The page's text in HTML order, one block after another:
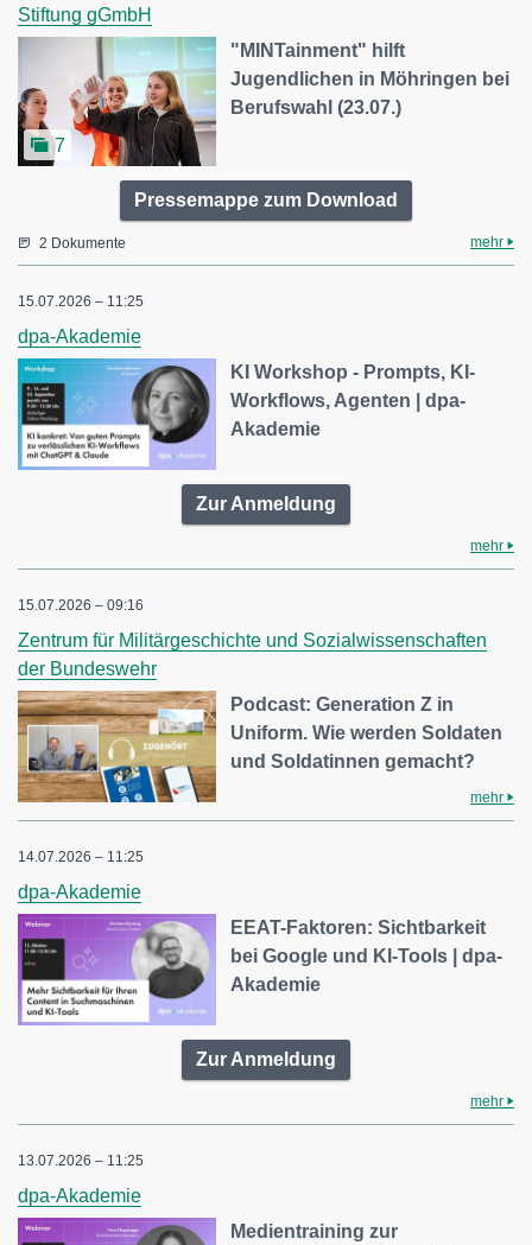
Stiftung gGmbH
7
"MINTainment" hilft
Jugendlichen in Möhringen bei
Berufswahl (23.07.)
Pressemappe zum Download
2 Dokumente mehr
15.07.2026 – 11:25
dpa-Akademie
KI Workshop - Prompts, KI-
Workflows, Agenten | dpa-
Akademie
Zur Anmeldung
mehr
15.07.2026 – 09:16
Zentrum für Militärgeschichte und Sozialwissenschaften
der Bundeswehr
Podcast: Generation Z in
Uniform. Wie werden Soldaten
und Soldatinnen gemacht?
mehr
14.07.2026 – 11:25
dpa-Akademie
EEAT-Faktoren: Sichtbarkeit
bei Google und KI-Tools | dpa-
Akademie
Zur Anmeldung
mehr
13.07.2026 – 11:25
dpa-Akademie
Medientraining zur